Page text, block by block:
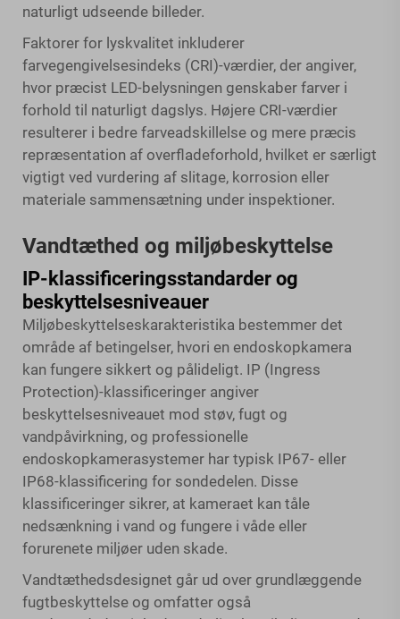
naturligt udseende billeder.
Faktorer for lyskvalitet inkluderer
farvegengivelsesindeks (CRI)-værdier, der angiver,
hvor præcist LED-belysningen genskaber farver i
forhold til naturligt dagslys. Højere CRI-værdier
resulterer i bedre farveadskillelse og mere præcis
repræsentation af overfladeforhold, hvilket er særligt
vigtigt ved vurdering af slitage, korrosion eller
materiale sammensætning under inspektioner.
Vandtæthed og miljøbeskyttelse
IP-klassificeringsstandarder og
beskyttelsesniveauer
Miljøbeskyttelseskarakteristika bestemmer det
område af betingelser, hvori en endoskopkamera
kan fungere sikkert og pålideligt. IP (Ingress
Protection)-klassificeringer angiver
beskyttelsesniveauet mod støv, fugt og
vandpåvirkning, og professionelle
endoskopkamerasystemer har typisk IP67- eller
IP68-klassificering for sondedelen. Disse
klassificeringer sikrer, at kameraet kan tåle
nedsænkning i vand og fungere i våde eller
forurenete miljøer uden skade.
Vandtæthedsdesignet går ud over grundlæggende
fugtbeskyttelse og omfatter også